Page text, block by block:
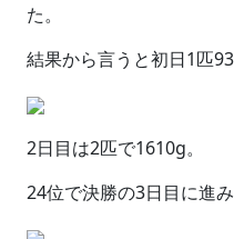
た。
結果から言うと初日1匹
2日目は2匹で1610g。
24位で決勝の3日目に進み